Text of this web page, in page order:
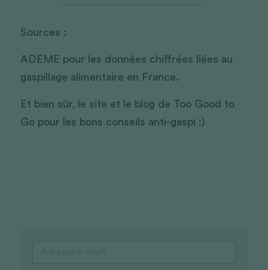
Sources :
ADEME pour les données chiffrées liées au
gaspillage alimentaire en France.
Et bien sûr, le site et le blog de Too Good to
Go pour les bons conseils anti-gaspi :)